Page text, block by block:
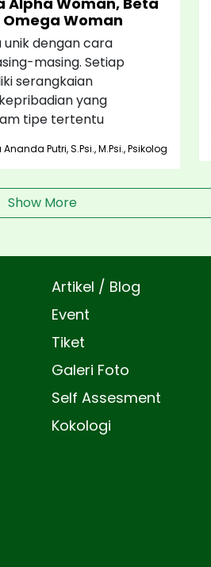
Woman
dengan cara
masing. Setiap
serangkaian
yang
tipe tertentu
Putri, S.Psi., M.Psi., Psikolog
Show More
Artikel / Blog
Event
Tiket
Galeri Foto
Self Assesment
Kokologi